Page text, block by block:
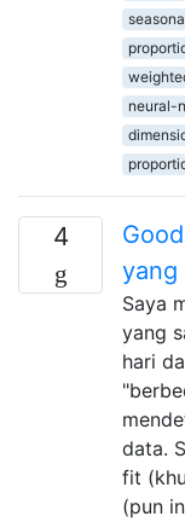
neural-
4
yang
Saya
yang
hari
data.
fit
(pun